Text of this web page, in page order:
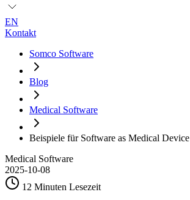
EN
Kontakt
Somco Software
Blog
Medical Software
Beispiele für Software as Medical Device
Medical Software
2025-10-08
12 Minuten Lesezeit